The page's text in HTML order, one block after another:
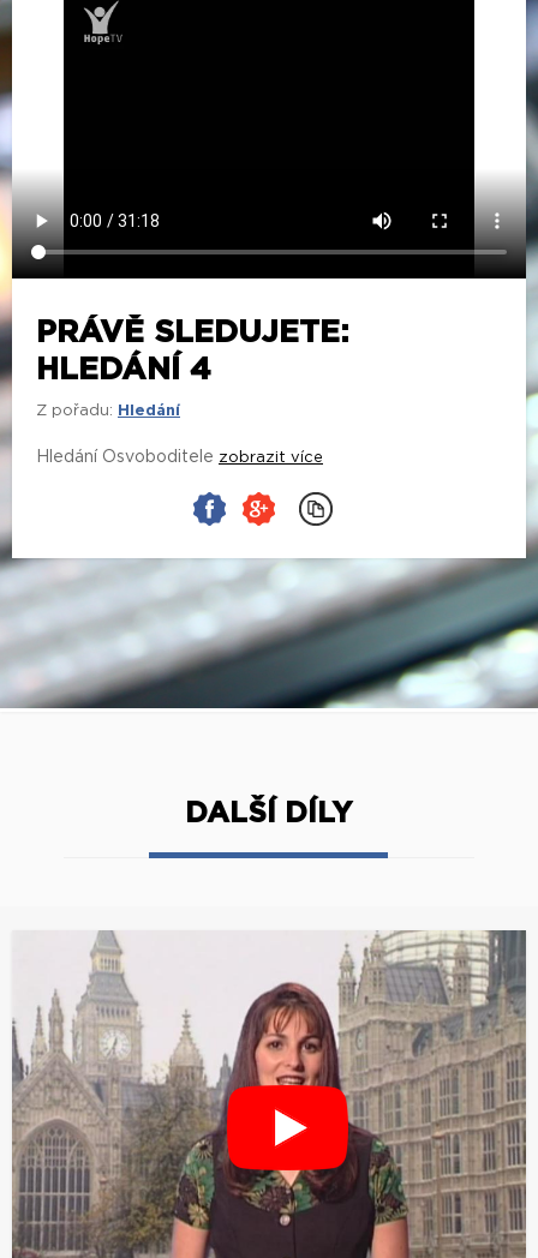
PRÁVĚ SLEDUJETE:
HLEDÁNÍ 4
Z pořadu: Hledání
Hledání Osvoboditele zobrazit více
DALŠÍ DÍLY